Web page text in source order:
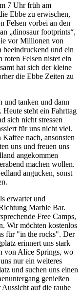
7 Uhr früh am
Ebbe zu erwischen,
Felsen vorbei an den
„dinosaur footprints“,
vor Millionen von
und ein
Felsen nistet ein
hat sich der kleine
die Ebbe Zeiten zu
und tanken und dann
steht ein Fahrttag
sich nicht stressen
für uns nicht viel.
nach, ansonsten
uns und freuen uns
angekommen
machen wollen.
angucken, sonst
erwartet und
Marble Bar.
Free Camps,
Wir möchten kostenlos
für "in the rocks". Der
erinnert uns stark
von Alice Springs, wo
nur ein weiteres
und suchen uns einen
genießen
auf die rauhe